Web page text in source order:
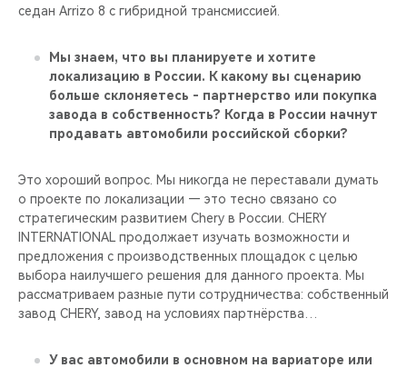
седан Arrizo 8 с гибридной трансмиссией.
Мы знаем, что вы планируете и хотите
локализацию в России. К какому вы сценарию
больше склоняетесь - партнерство или покупка
завода в собственность? Когда в России начнут
продавать автомобили российской сборки?
Это хороший вопрос. Мы никогда не переставали думать
о проекте по локализации — это тесно связано со
стратегическим развитием Chery в России. CHERY
INTERNATIONAL продолжает изучать возможности и
предложения с производственных площадок с целью
выбора наилучшего решения для данного проекта. Мы
рассматриваем разные пути сотрудничества: собственный
завод CHERY, завод на условиях партнёрства…
У вас автомобили в основном на вариаторе или